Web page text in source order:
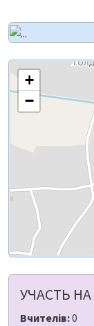
+
−
УЧАСТЬ
Вчителів:0